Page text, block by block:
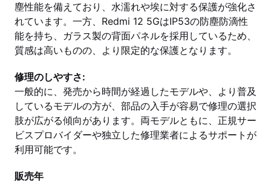
塵性能を備えており、水濡れや埃に対する保護が強化さ
れています。一方、Redmi 12 5GはIP53の防塵防滴性
能を持ち、ガラス製の背面パネルを採用しているため、
質感は高いものの、より限定的な保護となります。
修理のしやすさ:
一般的に、発売から時間が経過したモデルや、より普及
しているモデルの方が、部品の入手が容易で修理の選択
肢が広がる傾向があります。両モデルともに、正規サー
ビスプロバイダーや独立した修理業者によるサポートが
利用可能です。
販売年